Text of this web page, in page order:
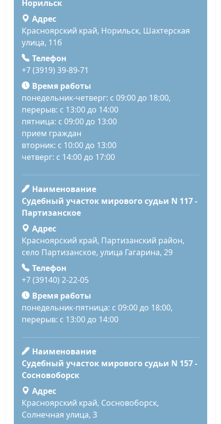
Норильск
Адрес
Красноярский край, Норильск, Шахтерская
улица, 11б
Телефон
+7 (3919) 39-89-71
Время работы
понедельник-четверг: с 09:00 до 18:00,
перерыв: с 13:00 до 14:00
пятница: с 09:00 до 13:00
прием граждан
вторник: с 10:00 до 13:00
четверг: с 14:00 до 17:00
Наименование
Судебный участок мирового судьи N 117 -
Партизанское
Адрес
Красноярский край, Партизанский район,
село Партизанское, улица Гагарина, 29
Телефон
+7 (39140) 2-22-05
Время работы
понедельник-пятница: с 09:00 до 18:00,
перерыв: с 13:00 до 14:00
Наименование
Судебный участок мирового судьи N 157 -
Сосновоборск
Адрес
Красноярский край, Сосновоборск,
Солнечная улица, 3